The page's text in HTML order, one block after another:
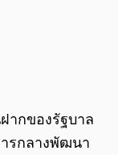
ากของรัฐบาล
ารกลางพัฒนา